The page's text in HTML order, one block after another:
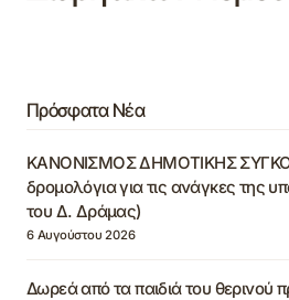
Πρόσφατα Νέα
ΚΑΝΟΝΙΣΜΟΣ ΔΗΜΟΤΙΚΗΣ
δρομολόγια για τις ανάγκες της
του Δ. Δράμας)
6 Αυγούστου 2026
Δωρεά από τα παιδιά του θερινού